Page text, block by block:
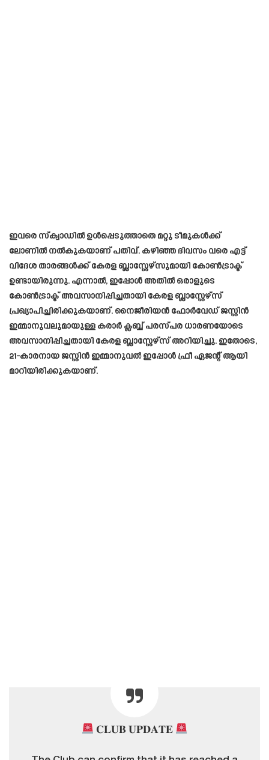
ഇവരെ സ്ക്വാഡിൽ ഉൾപ്പെടുത്താതെ മറ്റു ടീമുകൾക്ക്
ലോണിൽ നൽകുകയാണ് പതിവ്. കഴിഞ്ഞ ദിവസം വരെ എട്ട്
വിദേശ താരങ്ങൾക്ക് കേരള ബ്ലാസ്റ്റേഴ്സുമായി കോൺട്രാക്ട്
ഉണ്ടായിരുന്നു. എന്നാൽ, ഇപ്പോൾ അതിൽ ഒരാളുടെ
കോൺട്രാക്ട് അവസാനിപ്പിച്ചതായി കേരള ബ്ലാസ്റ്റേഴ്സ്
പ്രഖ്യാപിച്ചിരിക്കുകയാണ്. നൈജീരിയൻ ഫോർവേഡ് ജസ്റ്റിൻ
ഇമ്മാനുവലുമായുള്ള കരാർ ക്ലബ്ബ് പരസ്പര ധാരണയോടെ
അവസാനിപ്പിച്ചതായി കേരള ബ്ലാസ്റ്റേഴ്സ് അറിയിച്ചു. ഇതോടെ,
21-കാരനായ ജസ്റ്റിൻ ഇമ്മാനുവൽ ഇപ്പോൾ ഫ്രീ ഏജന്റ് ആയി
മാറിയിരിക്കുകയാണ്.
𝐂𝐋𝐔𝐁 𝐔𝐏𝐃𝐀𝐓𝐄